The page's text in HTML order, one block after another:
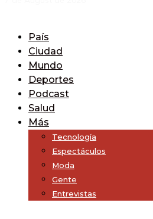
País
Ciudad
Mundo
Deportes
Podcast
Salud
Más
Tecnología
Espectáculos
Moda
Gente
Entrevistas